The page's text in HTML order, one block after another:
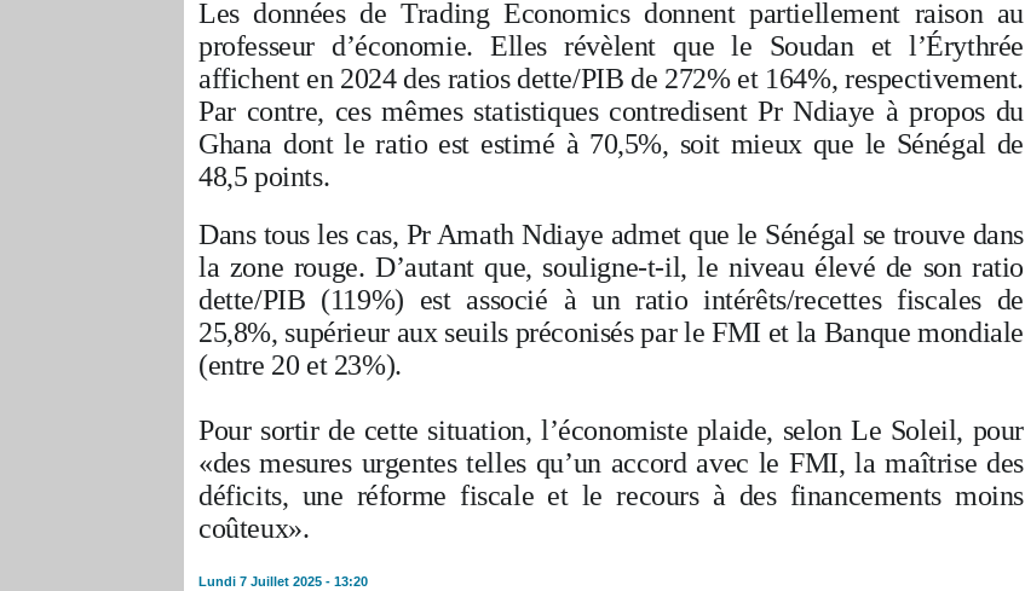
Les données de Trading Economics donnent partiellement raison au
professeur d’économie. Elles révèlent que le Soudan et l’Érythrée
affichent en 2024 des ratios dette/PIB de 272% et 164%, respectivement.
Par contre, ces mêmes statistiques contredisent Pr Ndiaye à propos du
Ghana dont le ratio est estimé à 70,5%, soit mieux que le Sénégal de
48,5 points.
Dans tous les cas, Pr Amath Ndiaye admet que le Sénégal se trouve dans
la zone rouge. D’autant que, souligne-t-il, le niveau élevé de son ratio
dette/PIB (119%) est associé à un ratio intérêts/recettes fiscales de
25,8%, supérieur aux seuils préconisés par le FMI et la Banque mondiale
(entre 20 et 23%).
Pour sortir de cette situation, l’économiste plaide, selon Le Soleil, pour
«des mesures urgentes telles qu’un accord avec le FMI, la maîtrise des
déficits, une réforme fiscale et le recours à des financements moins
coûteux».
Lundi 7 Juillet 2025 - 13:20